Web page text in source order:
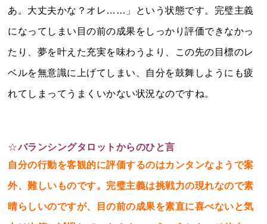
あ。大丈夫かな？オレ……」という状態です。完璧主義
になってしまい目の前の成果をしっかり評価できなかっ
たり、夢を叶えた充実を味わうより、この先の目標のレ
ベルを無意識に上げてしまい、自分を鼓舞しようにも疲
れてしまってうまくいかない状況なのですね。
☆バランシングタロットからのひと言
自分の行動を客観的に評価するのはカンタンなようで案
外、難しいものです。完璧主義は挑戦力の現れなので素
晴らしいのですが、目の前の成果を素直に喜べないと気